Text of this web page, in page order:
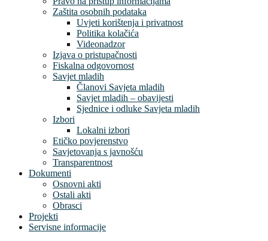
Zaštita osobnih podataka
Uvjeti korištenja i privatnost
Politika kolačića
Videonadzor
Izjava o pristupačnosti
Fiskalna odgovornost
Savjet mladih
Članovi Savjeta mladih
Savjet mladih – obavijesti
Sjednice i odluke Savjeta mladih
Izbori
Lokalni izbori
Etičko povjerenstvo
Savjetovanja s javnošću
Transparentnost
Dokumenti
Osnovni akti
Ostali akti
Obrasci
Projekti
Servisne informacije